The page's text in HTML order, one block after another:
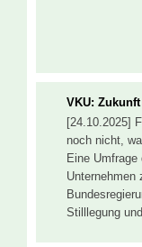
VKU:
[24.10.2025]
noch nicht,
Eine
Unternehmen
Stilllegung